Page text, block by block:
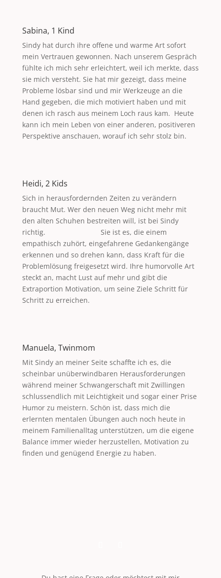
Sabina, 1 Kind
Sindy hat durch ihre offene und warme Art sofort
mein Vertrauen gewonnen. Nach unserem Gespräch
fühlte ich mich sehr erleichtert, weil ich merkte, dass
sie mich versteht. Sie hat mir gezeigt, dass meine
Probleme lösbar sind und mir Werkzeuge an die
Hand gegeben, die mich motiviert haben und mit
denen ich rasch aus meinem Loch raus kam. Heute
kann ich mein Leben von einer anderen, positiveren
Perspektive anschauen, worauf ich sehr stolz bin.
Heidi, 2 Kids
Sich in herausfordernden Zeiten zu verändern
braucht Mut. Wer den neuen Weg nicht mehr mit
den alten Schuhen bestreiten will, ist bei Sindy
richtig. Sie ist es, die einem
empathisch zuhört, eingefahrene Gedankengänge
erkennen und so drehen kann, dass Kraft für die
Problemlösung freigesetzt wird. Ihre humorvolle Art
steckt an, macht Lust auf mehr und gibt die
Extraportion Motivation, um seine Ziele Schritt für
Schritt zu erreichen.
Manuela, Twinmom
Mit Sindy an meiner Seite schaffte ich es, die
scheinbar unüberwindbaren Herausforderungen
während meiner Schwangerschaft mit Zwillingen
schlussendlich mit Leichtigkeit und sogar einer Prise
Humor zu meistern. Schön ist, dass mich die
erlernten mentalen Übungen auch noch heute in
meinem Familienalltag unterstützen, um die eigene
Balance immer wieder herzustellen, Motivation zu
finden und genügend Energie zu haben.